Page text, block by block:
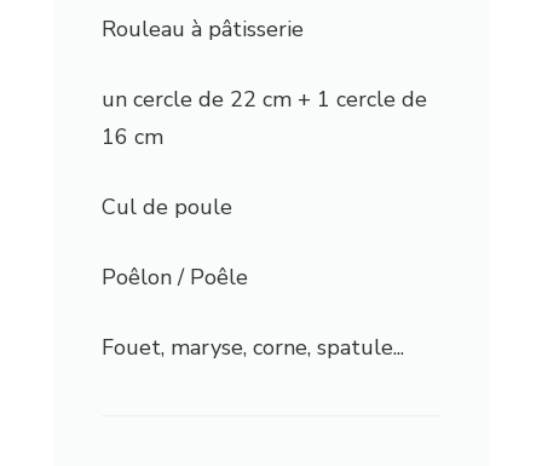
Rouleau à pâtisserie
un cercle de 22 cm + 1 cercle de
16 cm
Cul de poule
Poêlon / Poêle
Fouet, maryse, corne, spatule...